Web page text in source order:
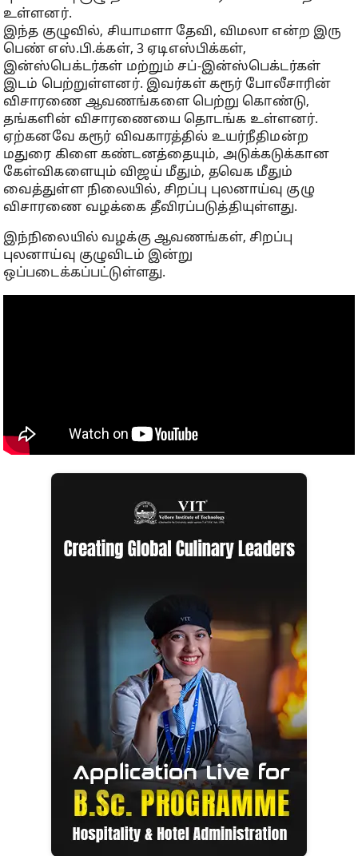
உள்ளனர்.
இந்த குழுவில், சியாமளா தேவி, விமலா என்ற இரு
பெண் எஸ்.பி.க்கள், 3 ஏடிஎஸ்பிக்கள்,
இன்ஸ்பெக்டர்கள் மற்றும் சப்-இன்ஸ்பெக்டர்கள்
இடம் பெற்றுள்ளனர். இவர்கள் கரூர் போலீசாரின்
விசாரணை ஆவணங்களை பெற்று கொண்டு,
தங்களின் விசாரணையை தொடங்க உள்ளனர்.
ஏற்கனவே கரூர் விவகாரத்தில் உயர்நீதிமன்ற
மதுரை கிளை கண்டனத்தையும், அடுக்கடுக்கான
கேள்விகளையும் விஜய் மீதும், தவெக மீதும்
வைத்துள்ள நிலையில், சிறப்பு புலனாய்வு குழு
விசாரணை வழக்கை தீவிரப்படுத்தியுள்ளது.
இந்நிலையில் வழக்கு ஆவணங்கள், சிறப்பு
புலனாய்வு குழுவிடம் இன்று
ஒப்படைக்கப்பட்டுள்ளது.